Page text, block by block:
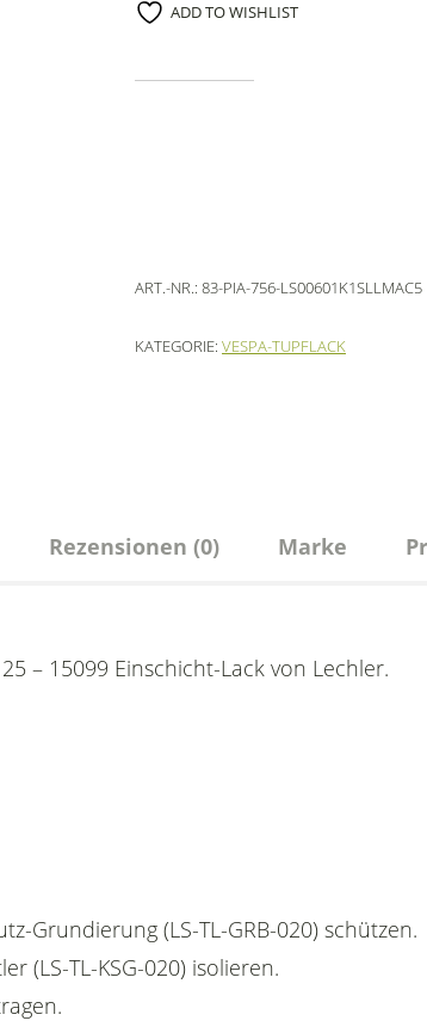
ADD TO WISHLIST
ART.-NR.: 83-PIA-756-LS00601K1SLLMAC5
KATEGORIE: VESPA-TUPFLACK
Rezensionen (0) Marke
– 15099 Einschicht-Lack von Lechler.
Grundierung (LS-TL-GRB-020) schützen.
(LS-TL-KSG-020) isolieren.